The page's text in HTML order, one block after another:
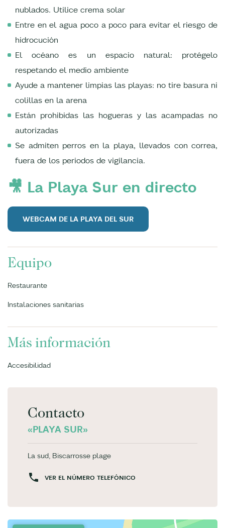
nublados. Utilice crema solar
Entre en el agua poco a poco para evitar el riesgo de
hidrocución
El océano es un espacio natural: protégelo
respetando el medio ambiente
Ayude a mantener limpias las playas: no tire basura ni
colillas en la arena
Están prohibidas las hogueras y las acampadas no
autorizadas
Se admiten perros en la playa, llevados con correa,
fuera de los periodos de vigilancia.
🎥 La Playa Sur en directo
WEBCAM DE LA PLAYA DEL SUR
Equipo
Restaurante
Instalaciones sanitarias
Más información
Accesibilidad
Contacto
«PLAYA SUR»
La sud, Biscarrosse plage
VER EL NÚMERO TELEFÓNICO